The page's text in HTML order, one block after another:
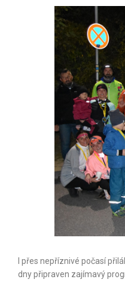
I přes nepříznivé počasí
dny připraven zajímavý